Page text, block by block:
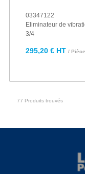
03347122
Eliminateur de
3/4
295,20 € HT / Pièce
77 Produits trouvés